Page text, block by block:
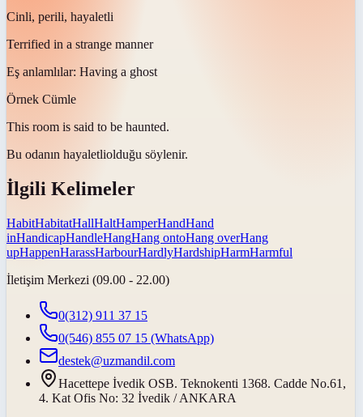
Cinli, perili, hayaletli
Terrified in a strange manner
Eş anlamlılar: Having a ghost
Örnek Cümle
This room is said to be haunted.
Bu odanın hayaletliolduğu söylenir.
İlgili Kelimeler
HabitHabitatHallHaltHamperHandHand
inHandicapHandleHangHang ontoHang overHang
upHappenHarassHarbourHardlyHardshipHarmHarmful
İletişim Merkezi (09.00 - 22.00)
0(312) 911 37 15
0(546) 855 07 15 (WhatsApp)
destek@uzmandil.com
Hacettepe İvedik OSB. Teknokenti 1368. Cadde No.61,
4. Kat Ofis No: 32 İvedik / ANKARA